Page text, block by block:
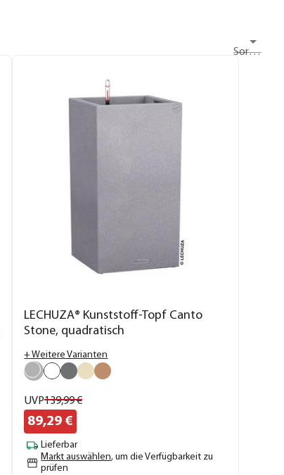
Sortieren nach
LECHUZA® Kunststoff-Topf Canto
Stone, quadratisch
+ Weitere Varianten
UVP139,99€
89,29 €
Lieferbar
Markt auswählen, um die Verfügbarkeit zu
prüfen